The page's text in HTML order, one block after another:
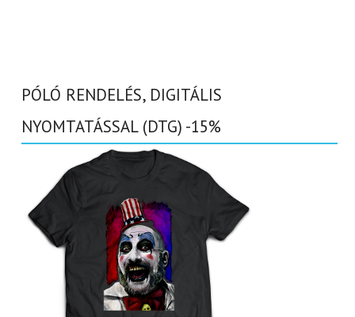
PÓLÓ RENDELÉS, DIGITÁLIS
NYOMTATÁSSAL (DTG) -15%